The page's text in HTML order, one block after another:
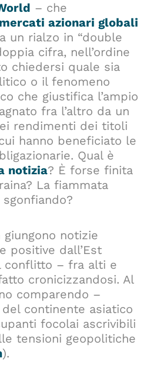
– che
azionari globali
un rialzo in “double
cifra, nell’ordine
chiedersi quale sia
o il fenomeno
che giustifica l’ampio
fra l’altro da un
rendimenti dei titoli
hanno beneficiato le
Qual è
notizia? È forse finita
La fiammata
giungono notizie
positive dall’Est
conflitto – fra alti e
cronicizzandosi. Al
comparendo –
del continente asiatico
focolai ascrivibili
tensioni geopolitiche
).